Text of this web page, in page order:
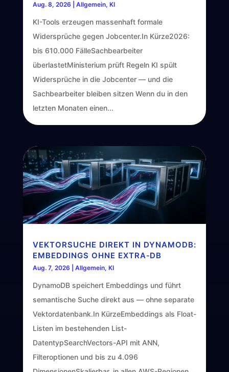
Aug. 8, 2026 Allgemein, KI
KI-Tools erzeugen massenhaft formale
Widersprüche gegen Jobcenter.In Kürze2026:
bis 610.000 FälleSachbearbeiter
überlastetMinisterium prüft Regeln KI spült
Widersprüche in die Jobcenter — und die
Sachbearbeiter bleiben sitzen Wenn du in den
letzten Monaten einen...
VEKTORSUCHE DIREKT IN DYNAMODB:
EMBEDDINGS OHNE EXTRA‑DB
Aug. 7, 2026 Allgemein, KI
DynamoDB speichert Embeddings und führt
semantische Suche direkt aus — ohne separate
Vektordatenbank.In KürzeEmbeddings als Float-
Listen im bestehenden List-
DatentypSearchVectors-API mit ANN,
Filteroptionen und bis zu 4.096